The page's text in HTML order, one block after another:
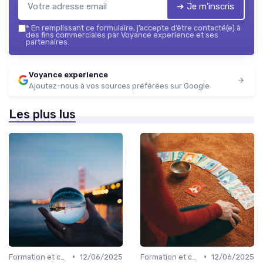
➔ Je m'inscris
* En remplissant ce formulaire, j’accepte d’être contacté(e) à
des fins commerciales par Voyance experience et ses
partenaires.
Voyance experience
Ajoutez-nous à vos sources préférées sur Google
Les plus lus
• 12/06/2025
• 12/06/2025